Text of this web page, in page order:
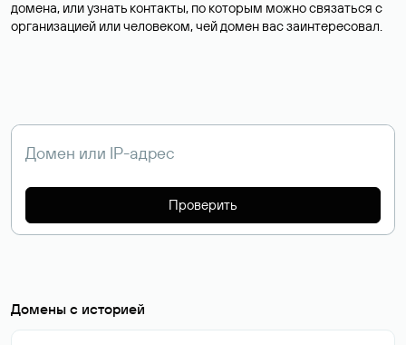
домена, или узнать контакты, по которым можно связаться с
организацией или человеком, чей домен вас заинтересовал.
Проверить
Домены с историей